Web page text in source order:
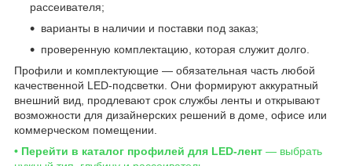
рассеивателя;
варианты в наличии и поставки под заказ;
проверенную комплектацию, которая служит долго.
Профили и комплектующие — обязательная часть любой
качественной LED-подсветки. Они формируют аккуратный
внешний вид, продлевают срок службы ленты и открывают
возможности для дизайнерских решений в доме, офисе или
коммерческом помещении.
• Перейти в каталог профилей для LED-лент — выбрать